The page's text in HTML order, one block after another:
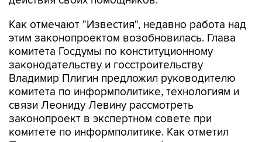
комитета Госдумы по конституционному
законодательству и госстроительству
Владимир Плигин предложил руководителю
комитета по информполитике, технологиям и
связи Леониду Левину рассмотреть
законопроект в экспертном совете при
комитете по информполитике. Как отметил
Плигин, принимать документ без учета мнения
отрасли неправильно.